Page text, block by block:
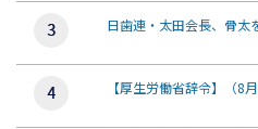
日歯連・太田会長、骨
【厚生労働省辞令】（8月